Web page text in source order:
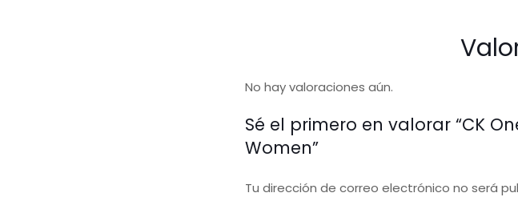
No hay valoraciones aún.
Sé el primero en valorar “CK
Women”
Tu dirección de correo electrónico no será